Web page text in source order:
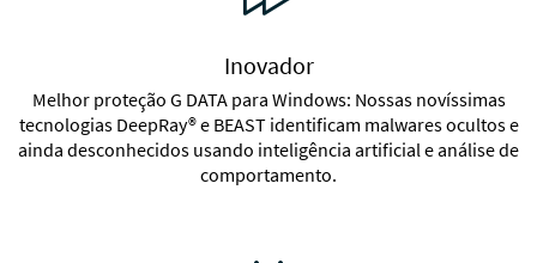
Inovador
Melhor proteção G DATA para Windows: Nossas novíssimas
tecnologias DeepRay® e BEAST identificam malwares ocultos e
ainda desconhecidos usando inteligência artificial e análise de
comportamento.